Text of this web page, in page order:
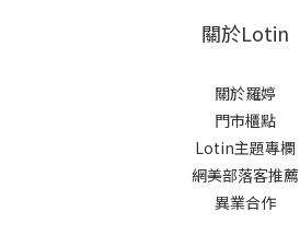
關於Lotin
關於羅婷
門市櫃點
Lotin主題專欄
網美部落客推薦
異業合作